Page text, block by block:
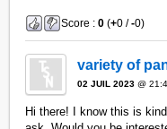
Score :0 (+0 /-0)
variety of
02 JUIL 2023 @
Hi there! I know this is